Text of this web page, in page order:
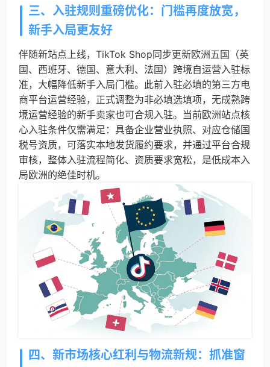
三、入驻规则重磅优化：门槛再度放宽，
新手入局更友好
伴随新站点上线，TikTok Shop同步更新欧洲五国（英
国、西班牙、德国、意大利、法国）跨境自运营入驻标
准，大幅降低新手入局门槛。此前入驻必填的第三方电
商平台运营经验，正式调整为非必填选填项，无成熟跨
境运营经验的新手卖家也可合规入驻。当前欧洲站点核
心入驻条件仅需满足：具备企业营业执照、对应仓储国
税号资质，可落实本地发货履约要求，并通过平台合规
审核，整体入驻流程简化、资质要求宽松，是低成本入
局欧洲的绝佳时机。
四、新市场核心红利与物流新规：抓准窗